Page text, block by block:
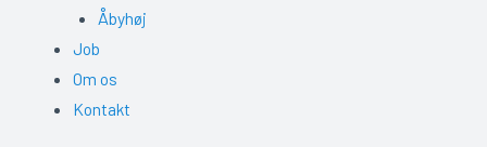
Åbyhøj
Job
Om os
Kontakt